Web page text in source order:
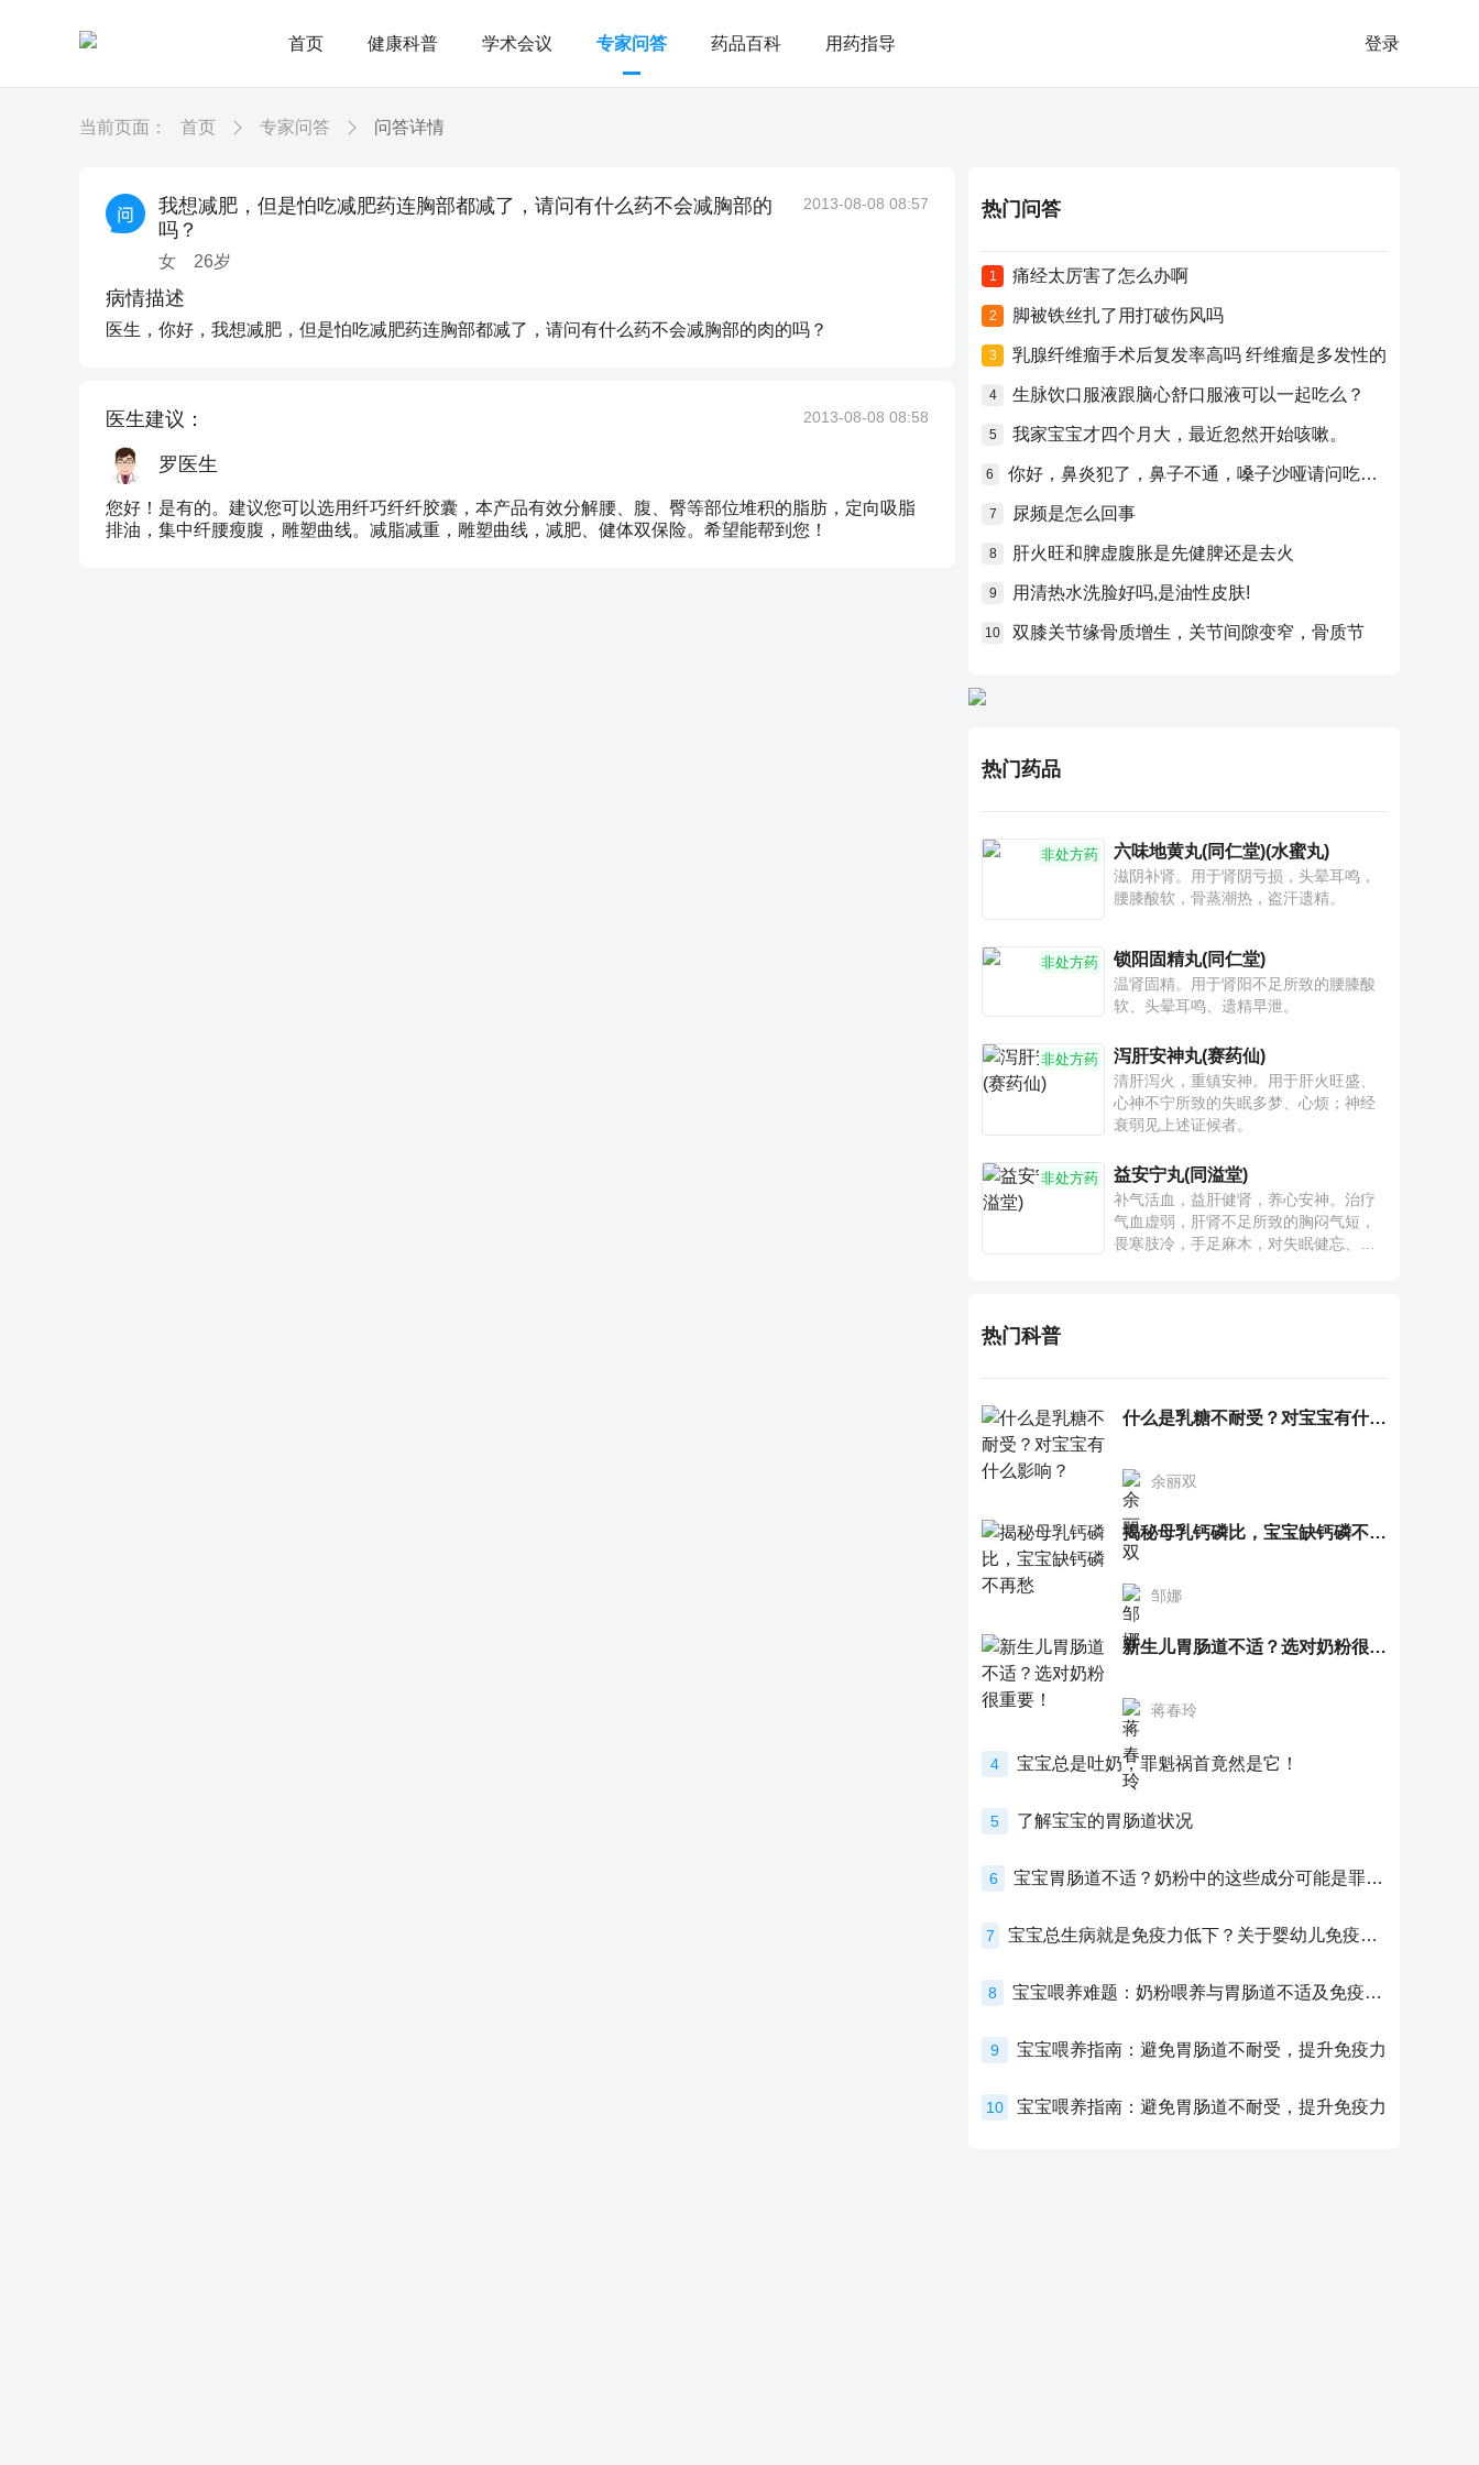
首页 健康科普 学术会议 专家问答 药品百科 用药指导 登录
当前页面： 首页 专家问答 问答详情
我想减肥，但是怕吃减肥药连胸部都减了，请问有什么药不会减胸部的
吗？
女 26岁
2013-08-08 08:57
病情描述
医生，你好，我想减肥，但是怕吃减肥药连胸部都减了，请问有什么药不会减胸部的肉的吗？
医生建议： 2013-08-08 08:58
罗医生
您好！是有的。建议您可以选用纤巧纤纤胶囊，本产品有效分解腰、腹、臀等部位堆积的脂肪，定向吸脂
排油，集中纤腰瘦腹，雕塑曲线。减脂减重，雕塑曲线，减肥、健体双保险。希望能帮到您！
热门问答
1 痛经太厉害了怎么办啊
2 脚被铁丝扎了用打破伤风吗
3 乳腺纤维瘤手术后复发率高吗 纤维瘤是多发性的
4 生脉饮口服液跟脑心舒口服液可以一起吃么？
5 我家宝宝才四个月大，最近忽然开始咳嗽。
6 你好，鼻炎犯了，鼻子不通，嗓子沙哑请问吃什么药比较好？
7 尿频是怎么回事
8 肝火旺和脾虚腹胀是先健脾还是去火
9 用清热水洗脸好吗,是油性皮肤!
10 双膝关节缘骨质增生，关节间隙变窄，骨质节
热门药品
非处方药 六味地黄丸(同仁堂)(水蜜丸)
滋阴补肾。用于肾阴亏损，头晕耳鸣，
腰膝酸软，骨蒸潮热，盗汗遗精。
非处方药 锁阳固精丸(同仁堂)
温肾固精。用于肾阳不足所致的腰膝酸
软、头晕耳鸣、遗精早泄。
非处方药 泻肝安神丸(赛药仙)
清肝泻火，重镇安神。用于肝火旺盛、
心神不宁所致的失眠多梦、心烦；神经
衰弱见上述证候者。
非处方药 益安宁丸(同溢堂)
补气活血，益肝健肾，养心安神。治疗
气血虚弱，肝肾不足所致的胸闷气短，
畏寒肢冷，手足麻木，对失眠健忘、神
热门科普
什么是乳糖不耐受？对宝宝有什么影响？
余丽双
揭秘母乳钙磷比，宝宝缺钙磷不再愁
邹娜
新生儿胃肠道不适？选对奶粉很重要！
蒋春玲
4 宝宝总是吐奶，罪魁祸首竟然是它！
5 了解宝宝的胃肠道状况
6 宝宝胃肠道不适？奶粉中的这些成分可能是罪魁祸首！
7 宝宝总生病就是免疫力低下？关于婴幼儿免疫力的真相，家长必须了解！
8 宝宝喂养难题：奶粉喂养与胃肠道不适及免疫力提升的奥秘
9 宝宝喂养指南：避免胃肠道不耐受，提升免疫力
10 宝宝喂养指南：避免胃肠道不耐受，提升免疫力